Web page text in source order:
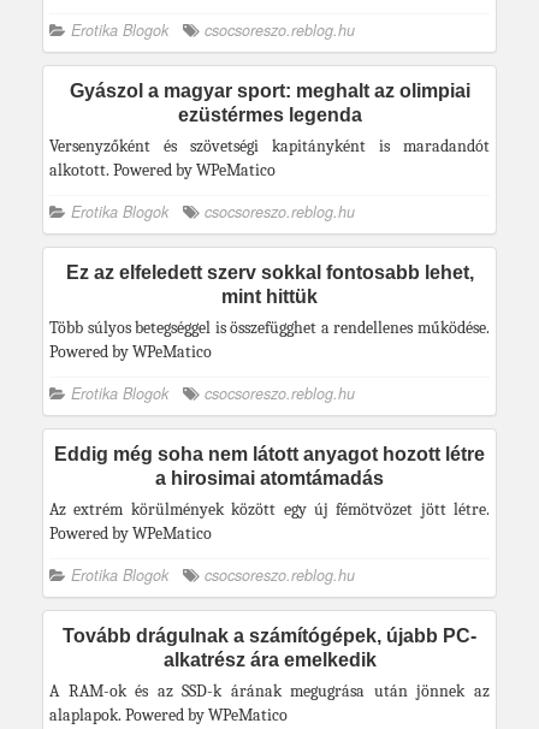
Erotika Blogok csocsoreszo.reblog.hu
Gyászol a magyar sport: meghalt az olimpiai
ezüstérmes legenda
Versenyzőként és szövetségi kapitányként is maradandót
alkotott. Powered by WPeMatico
Erotika Blogok csocsoreszo.reblog.hu
Ez az elfeledett szerv sokkal fontosabb lehet,
mint hittük
Több súlyos betegséggel is összefügghet a rendellenes működése.
Powered by WPeMatico
Erotika Blogok csocsoreszo.reblog.hu
Eddig még soha nem látott anyagot hozott létre
a hirosimai atomtámadás
Az extrém körülmények között egy új fémötvözet jött létre.
Powered by WPeMatico
Erotika Blogok csocsoreszo.reblog.hu
Tovább drágulnak a számítógépek, újabb PC-
alkatrész ára emelkedik
A RAM-ok és az SSD-k árának megugrása után jönnek az
alaplapok. Powered by WPeMatico